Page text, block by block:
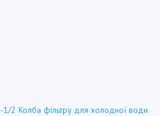
1/2 Колба фільтру для холодної води